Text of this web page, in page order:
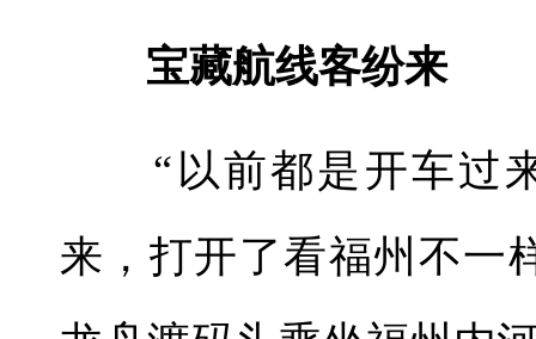
宝藏航线客纷来
“以前都是开车过来
来，打开了看福州不一